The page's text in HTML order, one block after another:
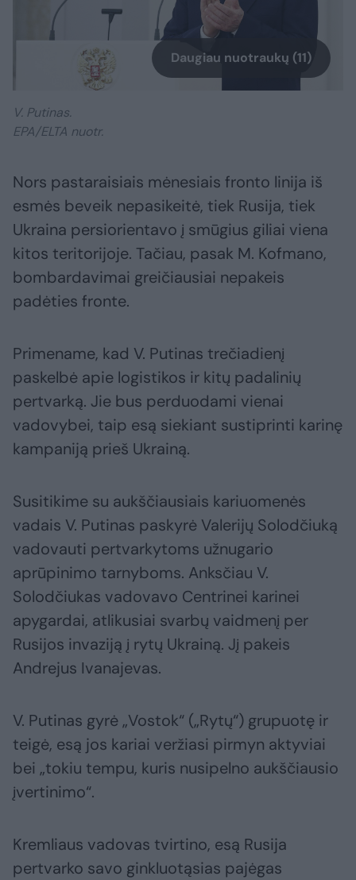
Daugiau nuotraukų (11)
V. Putinas.
EPA/ELTA nuotr.
Nors pastaraisiais mėnesiais fronto linija iš
esmės beveik nepasikeitė, tiek Rusija, tiek
Ukraina persiorientavo į smūgius giliai viena
kitos teritorijoje. Tačiau, pasak M. Kofmano,
bombardavimai greičiausiai nepakeis
padėties fronte.
Primename, kad V. Putinas trečiadienį
paskelbė apie logistikos ir kitų padalinių
pertvarką. Jie bus perduodami vienai
vadovybei, taip esą siekiant sustiprinti karinę
kampaniją prieš Ukrainą.
Susitikime su aukščiausiais kariuomenės
vadais V. Putinas paskyrė Valerijų Solodčiuką
vadovauti pertvarkytoms užnugario
aprūpinimo tarnyboms. Anksčiau V.
Solodčiukas vadovavo Centrinei karinei
apygardai, atlikusiai svarbų vaidmenį per
Rusijos invaziją į rytų Ukrainą. Jį pakeis
Andrejus Ivanajevas.
V. Putinas gyrė „Vostok“ („Rytų“) grupuotę ir
teigė, esą jos kariai veržiasi pirmyn aktyviai
bei „tokiu tempu, kuris nusipelno aukščiausio
įvertinimo“.
Kremliaus vadovas tvirtino, esą Rusija
pertvarko savo ginkluotąsias pajėgas